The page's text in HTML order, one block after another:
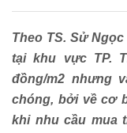
Theo TS. Sử
tại khu vực TP.
đồng/m2 nhưng
chóng, bởi về cơ
khi nhu cầu mua